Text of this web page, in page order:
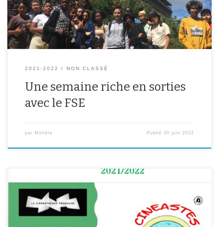
Eiffel ! Une semaine riche en découvertes […]
2021-2022 NON CLASSÉ
Une semaine riche en sorties
avec le FSE
par Molière Publié30 juin 2022
Cette année, et pour la première fois, les élèves du collège
Molière ont eu la possibilité de faire partie de l’option « Cinéastes